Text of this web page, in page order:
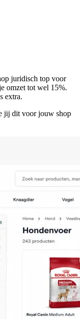
juridisch top voor
omzet tot wel 15%.
extra.
jij dit voor jouw shop